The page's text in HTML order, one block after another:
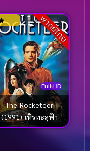
พากย์ไทย
Full HD
The Rocketeer
(1991) เหิรทะลุฟ้า